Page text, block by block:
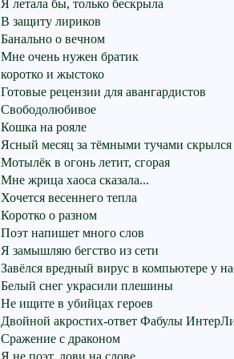
Я летала бы, только бескрыла
В защиту лириков
Банально о вечном
Мне очень нужен братик
коротко и жыстоко
Готовые рецензии для авангардистов
Свободолюбивое
Кошка на рояле
Ясный месяц за тёмными тучами скрылся
Мотылёк в огонь летит, сгорая
Мне жрица хаоса сказала...
Хочется весеннего тепла
Коротко о разном
Поэт напишет много слов
Я замышляю бегство из сети
Завёлся вредный вирус в компьютере у
Белый снег украсили плешины
Не ищите в убийцах героев
Двойной акростих-ответ Фабулы
Сражение с драконом
Я не поэт, лови на слове